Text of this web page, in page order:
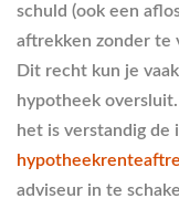
schuld (ook een
aftrekken zonder te
Dit recht kun je
hypotheek
het is verstandig de
adviseur in te